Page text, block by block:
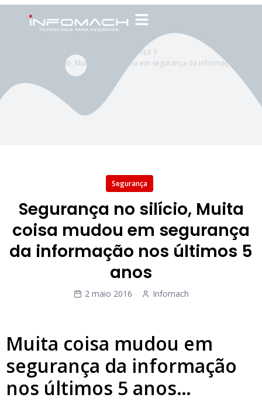
Segurança
Segurança no silício, Muita coisa mudou em segurança da informação nos
Segurança
Segurança no silício, Muita
coisa mudou em segurança
da informação nos últimos 5
anos
2 maio 2016 Infomach
Muita coisa mudou em
segurança da informação
nos últimos 5 anos…